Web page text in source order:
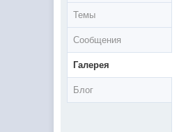
Темы
Сообщения
Галерея
Блог